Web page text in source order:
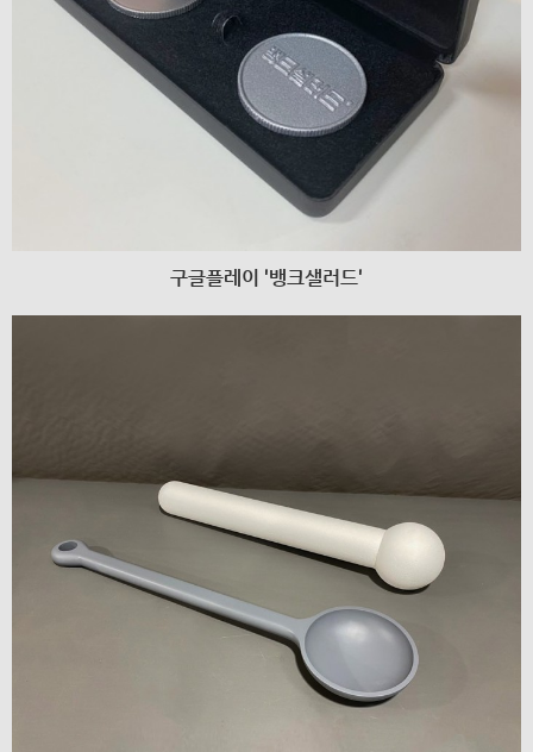
구글플레이 '뱅크샐러드'